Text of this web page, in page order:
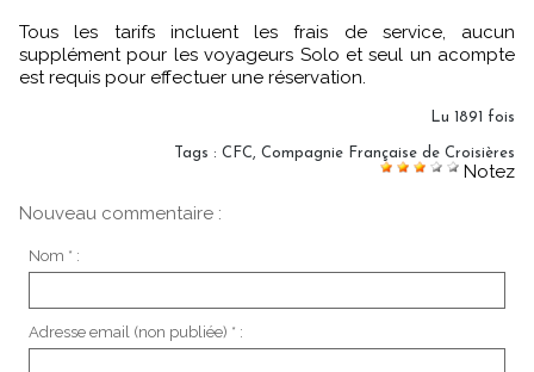
Tous les tarifs incluent les frais de service, aucun
supplément pour les voyageurs Solo et seul un acompte
est requis pour effectuer une réservation.
Lu 1891 fois
Tags : CFC, Compagnie Française de Croisières
Notez
Nouveau commentaire :
Nom * :
Adresse email (non publiée) * :